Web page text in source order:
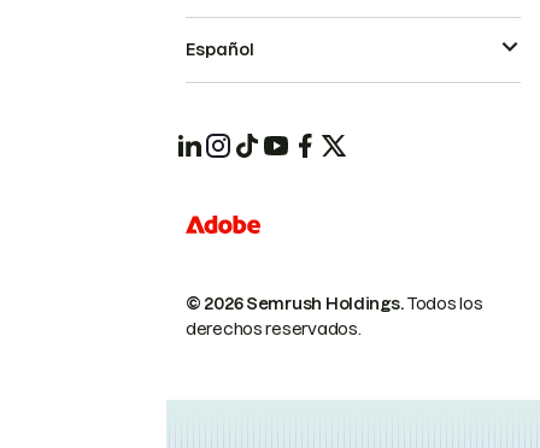
© 2026 Semrush Holdings.Todos los
derechos reservados.
Español